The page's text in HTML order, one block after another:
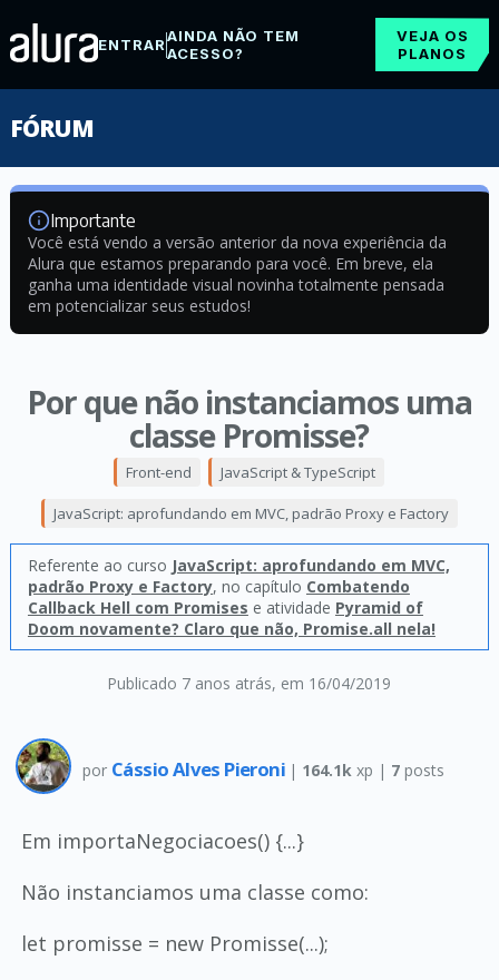
ENTRARAINDA NÃO TEM
ACESSO?
VEJA OS
PLANOS
FÓRUM
Importante
Você está vendo a versão anterior da nova experiência da
Alura que estamos preparando para você. Em breve, ela
ganha uma identidade visual novinha totalmente pensada
em potencializar seus estudos!
Por que não instanciamos uma
classe Promisse?
Publicado 7 anos atrás, em 16/04/2019
Front-end JavaScript & TypeScript
JavaScript: aprofundando em MVC, padrão Proxy e Factory
Referente ao curso JavaScript: aprofundando em MVC,
padrão Proxy e Factory, no capítulo Combatendo
Callback Hell com Promises e atividade Pyramid of
Doom novamente? Claro que não, Promise.all nela!
por Cássio Alves Pieroni | 164.1k xp | 7 posts
Em importaNegociacoes() {...}
Não instanciamos uma classe como:
let promisse = new Promisse(...);